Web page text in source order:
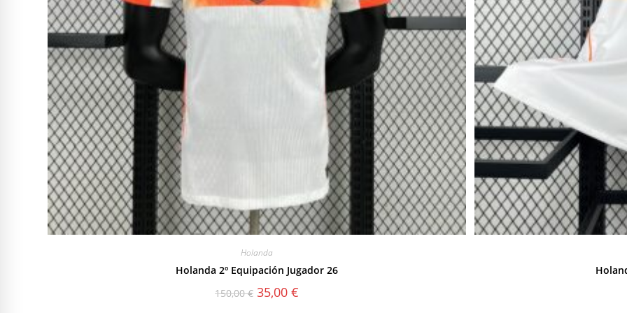
Holanda
Holanda 2º Equipación Jugador 26
150,00€ El
precio
35,00 €